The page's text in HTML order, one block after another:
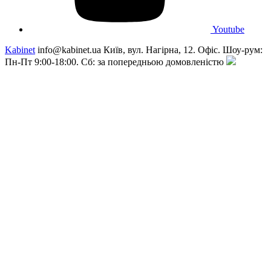
Youtube
Kabinet info@kabinet.ua Київ, вул. Нагірна, 12. Офіс. Шоу-рум:
Пн-Пт 9:00-18:00. Сб: за попередньою домовленістю